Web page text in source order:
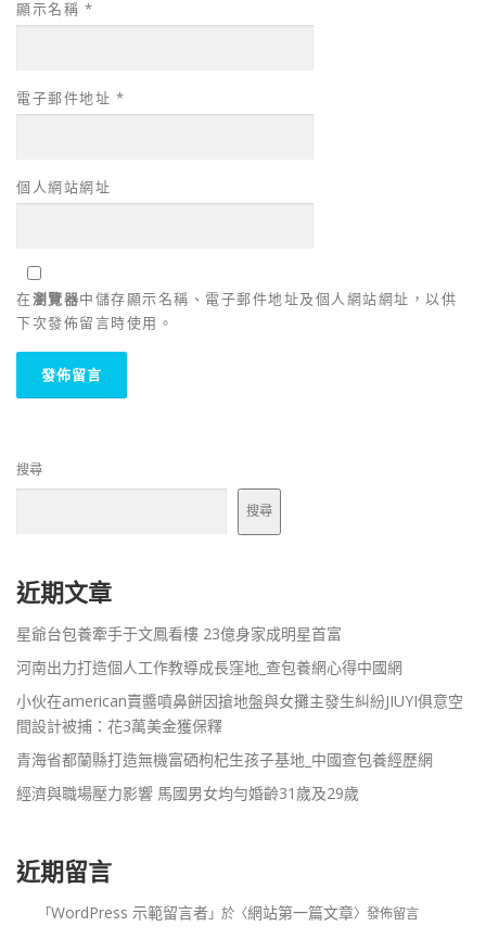
顯示名稱 *
電子郵件地址 *
個人網站網址
在瀏覽器中儲存顯示名稱、電子郵件地址及個人網站網址，以供
下次發佈留言時使用。
搜尋
搜尋
近期文章
星爺台包養牽手于文鳳看樓 23億身家成明星首富
河南出力打造個人工作教導成長窪地_查包養網心得中國網
小伙在american賣醬噴鼻餅因搶地盤與女攤主發生糾紛JIUYI俱意空
間設計被捕：花3萬美金獲保釋
青海省都蘭縣打造無機富硒枸杞生孩子基地_中國查包養經歷網
經濟與職場壓力影響 馬國男女均勻婚齡31歲及29歲
近期留言
「WordPress 示範留言者」於〈網站第一篇文章〉發佈留言